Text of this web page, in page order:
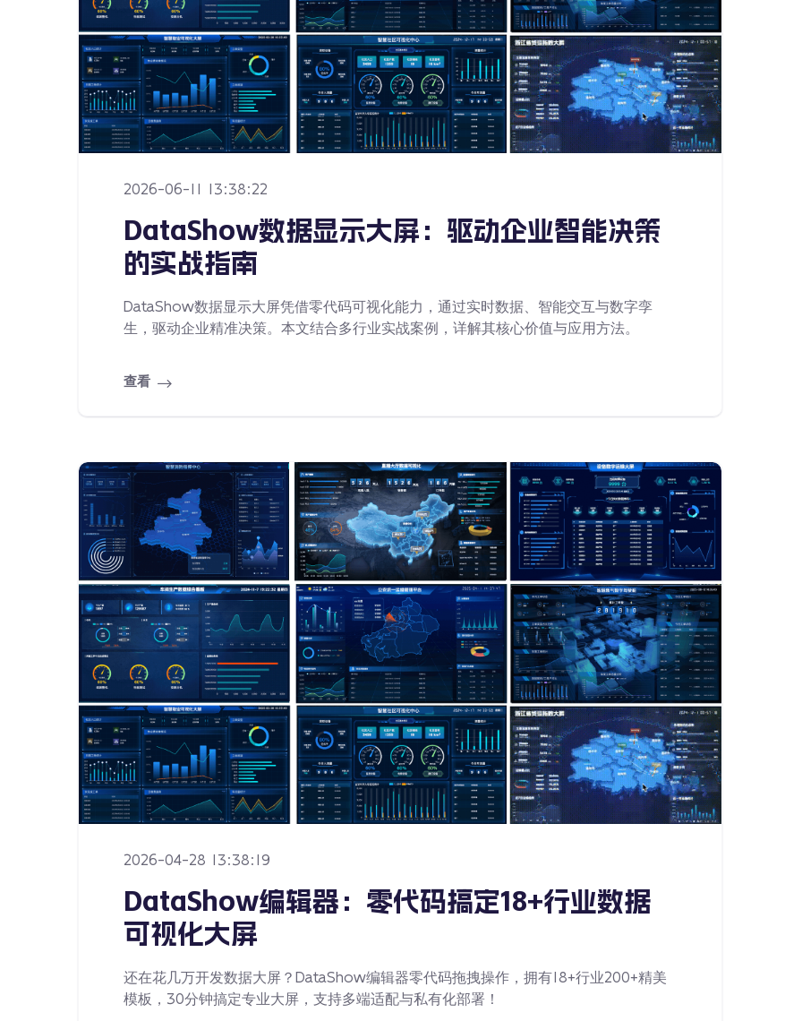
2026-06-11 13:38:22
DataShow数据显示大屏：驱动企业智能决策
的实战指南
DataShow数据显示大屏凭借零代码可视化能力，通过实时数据、智能交互与数字孪
生，驱动企业精准决策。本文结合多行业实战案例，详解其核心价值与应用方法。
查看
2026-04-28 13:38:19
DataShow编辑器：零代码搞定18+行业数据
可视化大屏
还在花几万开发数据大屏？DataShow编辑器零代码拖拽操作，拥有18+行业200+精美
模板，30分钟搞定专业大屏，支持多端适配与私有化部署！